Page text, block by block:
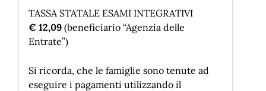
TASSA STATALE ESAMI INTEGRATIVI
€ 12,09 (beneficiario “Agenzia delle
Entrate”)
Si ricorda, che le famiglie sono tenute ad
eseguire i pagamenti utilizzando il